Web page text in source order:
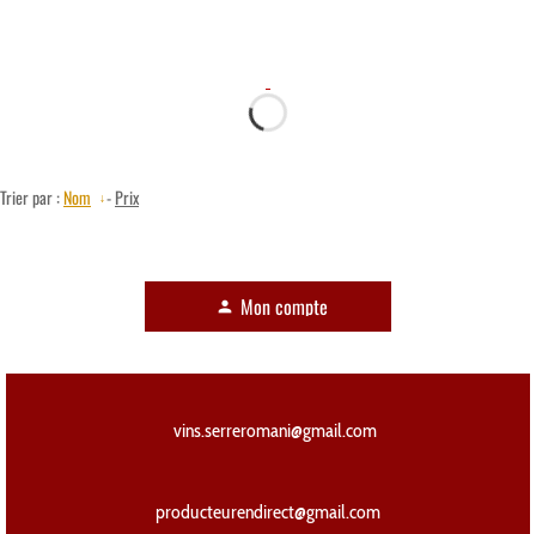
Trier par :Nom -Prix
person Mon compte
vins.serreromani@gmail.com
producteurendirect@gmail.com